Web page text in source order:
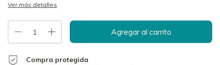
Ver más detalles
Compra protegida